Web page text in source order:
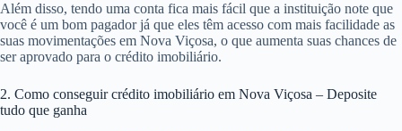
Além disso, tendo uma conta fica mais fácil que a instituição note que
você é um bom pagador já que eles têm acesso com mais facilidade as
suas movimentações em Nova Viçosa, o que aumenta suas chances de
ser aprovado para o crédito imobiliário.
2. Como conseguir crédito imobiliário em Nova Viçosa – Deposite
tudo que ganha